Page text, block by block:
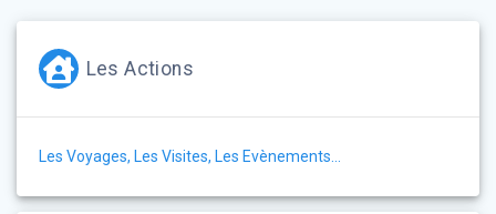
Les Actions
Les Voyages, Les Visites, Les Evènements…